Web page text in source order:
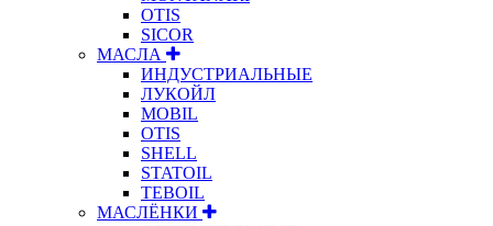
OTIS
SICOR
МАСЛА
ИНДУСТРИАЛЬНЫЕ
ЛУКОЙЛ
MOBIL
OTIS
SHELL
STATOIL
TEBOIL
МАСЛЁНКИ